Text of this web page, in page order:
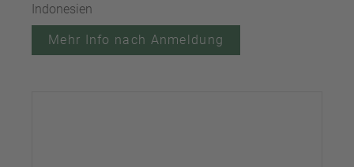
Indonesien
Mehr Info nach Anmeldung